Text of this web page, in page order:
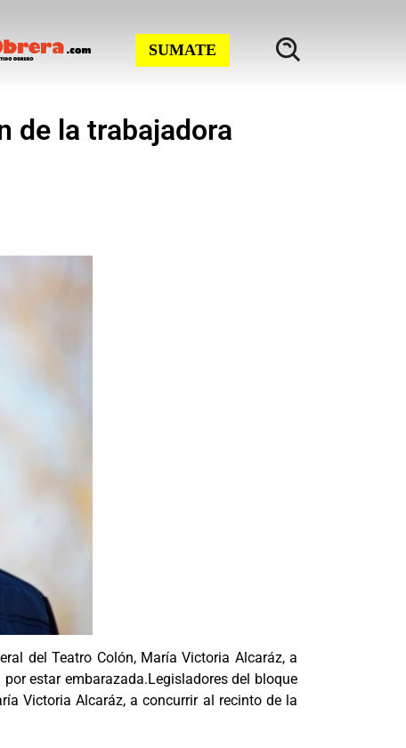
SUMATE
de la trabajadora
del Teatro Colón, María Victoria Alcaráz, a
estar embarazada.Legisladores del bloque
Victoria Alcaráz, a concurrir al recinto de la